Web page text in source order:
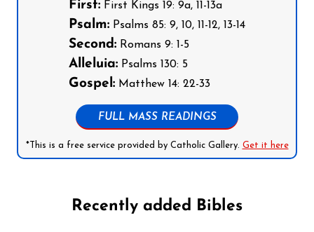
First: First Kings 19: 9a, 11-13a
Psalm: Psalms 85: 9, 10, 11-12, 13-14
Second: Romans 9: 1-5
Alleluia: Psalms 130: 5
Gospel: Matthew 14: 22-33
FULL MASS READINGS
*This is a free service provided by Catholic Gallery. Get it here
Recently added Bibles